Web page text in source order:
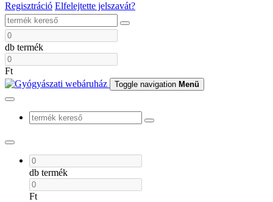
Regisztráció Elfelejtette jelszavát?
db termék
Ft
Toggle navigation Menü
db termék
Ft